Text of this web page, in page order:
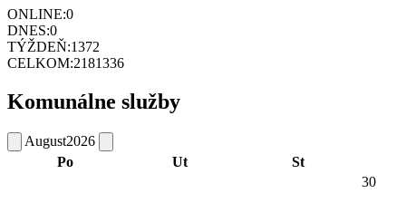
ONLINE:0
DNES:0
TÝŽDEŇ:1372
CELKOM:2181336
Komunálne služby
August2026
Po
Ut St
30